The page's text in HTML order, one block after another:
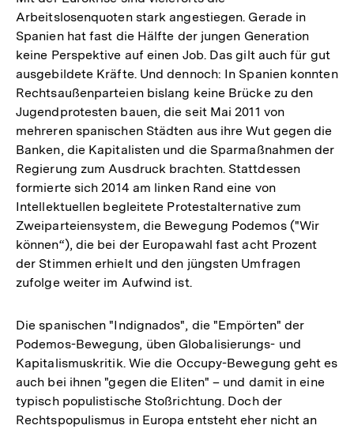
Arbeitslosenquoten stark angestiegen. Gerade in
Spanien hat fast die Hälfte der jungen Generation
keine Perspektive auf einen Job. Das gilt auch für gut
ausgebildete Kräfte. Und dennoch: In Spanien konnten
Rechtsaußenparteien bislang keine Brücke zu den
Jugendprotesten bauen, die seit Mai 2011 von
mehreren spanischen Städten aus ihre Wut gegen die
Banken, die Kapitalisten und die Sparmaßnahmen der
Regierung zum Ausdruck brachten. Stattdessen
formierte sich 2014 am linken Rand eine von
Intellektuellen begleitete Protestalternative zum
Zweiparteiensystem, die Bewegung Podemos ("Wir
können“), die bei der Europawahl fast acht Prozent
der Stimmen erhielt und den jüngsten Umfragen
zufolge weiter im Aufwind ist.
Die spanischen "Indignados", die "Empörten" der
Podemos-Bewegung, üben Globalisierungs- und
Kapitalismuskritik. Wie die Occupy-Bewegung geht es
auch bei ihnen "gegen die Eliten" – und damit in eine
typisch populistische Stoßrichtung. Doch der
Rechtspopulismus in Europa entsteht eher nicht an